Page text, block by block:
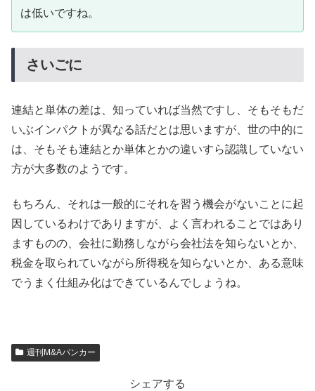
は低いですね。
さいごに
連結と単体の差は、知っていれば当然ですし、そもそもだ
いぶインパクトが異なる話だとは思いますが、世の中的に
は、そもそも連結とか単体とかの違いすら認識していない
方が大多数のようです。
もちろん、それは一般的にそれを習う機会がないことに起
因しているわけでありますが、よく言われることではあり
ますものの、会社に勤務しながら会社法を知らないとか、
税金を取られていながら所得税を知らないとか、ある意味
でうまく仕組み化はできているんでしょうね。
週刊M&Aバンカー
シェアする